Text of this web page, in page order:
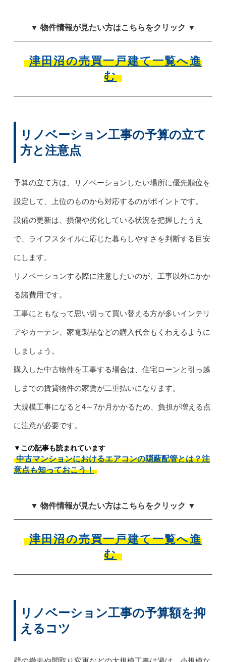
▼ 物件情報が見たい方はこちらをクリック ▼
津田沼の売買一戸建て一覧へ進
む
リノベーション工事の予算の立て
方と注意点
予算の立て方は、リノベーションしたい場所に優先順位を
設定して、上位のものから対応するのがポイントです。
設備の更新は、損傷や劣化している状況を把握したうえ
で、ライフスタイルに応じた暮らしやすさを判断する目安
にします。
リノベーションする際に注意したいのが、工事以外にかか
る諸費用です。
工事にともなって思い切って買い替える方が多いインテリ
アやカーテン、家電製品などの購入代金もくわえるように
しましょう。
購入した中古物件を工事する場合は、住宅ローンと引っ越
しまでの賃貸物件の家賃が二重払いになります。
大規模工事になると4～7か月かかるため、負担が増える点
に注意が必要です。
▼この記事も読まれています
中古マンションにおけるエアコンの隠蔽配管とは？注
意点も知っておこう！
▼ 物件情報が見たい方はこちらをクリック ▼
津田沼の売買一戸建て一覧へ進
む
リノベーション工事の予算額を抑
えるコツ